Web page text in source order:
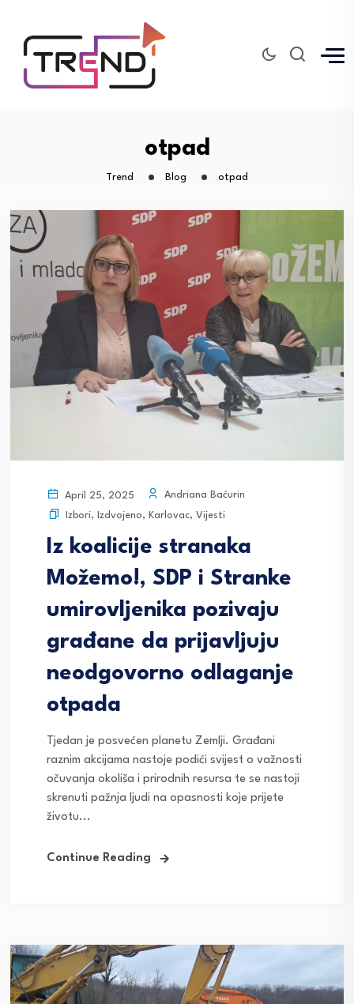
otpad
Trend Blog otpad
April 25, 2025
Andriana Baćurin
Izbori, Izdvojeno, Karlovac, Vijesti
Iz koalicije stranaka
Možemo!, SDP i Stranke
umirovljenika pozivaju
građane da prijavljuju
neodgovorno odlaganje
otpada
Tjedan je posvećen planetu Zemlji. Građani
raznim akcijama nastoje podići svijest o važnosti
očuvanja okoliša i prirodnih resursa te se nastoji
skrenuti pažnja ljudi na opasnosti koje prijete
životu...
Continue Reading